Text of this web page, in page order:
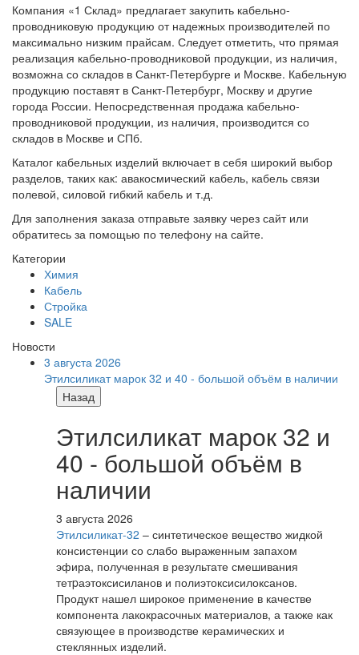
Компания «1 Склад» предлагает закупить кабельно-
проводниковую продукцию от надежных производителей по
максимально низким прайсам. Следует отметить, что прямая
реализация кабельно-проводниковой продукции, из наличия,
возможна со складов в Санкт-Петербурге и Москве. Кабельную
продукцию поставят в Санкт-Петербург, Москву и другие
города России. Непосредственная продажа кабельно-
проводниковой продукции, из наличия, производится со
складов в Москве и СПб.
Каталог кабельных изделий включает в себя широкий выбор
разделов, таких как: авакосмический кабель, кабель связи
полевой, силовой гибкий кабель и т.д.
Для заполнения заказа отправьте заявку через сайт или
обратитесь за помощью по телефону на сайте.
Категории
Химия
Кабель
Стройка
SALE
Новости
3 августа 2026
Этилсиликат марок 32 и 40 - большой объём в наличии
Назад
Этилсиликат марок 32 и
40 - большой объём в
наличии
3 августа 2026
Этилсиликат-32 – синтетическое вещество жидкой
консистенции со слабо выраженным запахом
эфира, полученная в результате смешивания
тетpаэтоксисиланов и полиэтоксисилоксанов.
Продукт нашел широкое применение в качестве
компонента лакокрасочных материалов, а также как
связующее в производстве керамических и
стеклянных изделий.